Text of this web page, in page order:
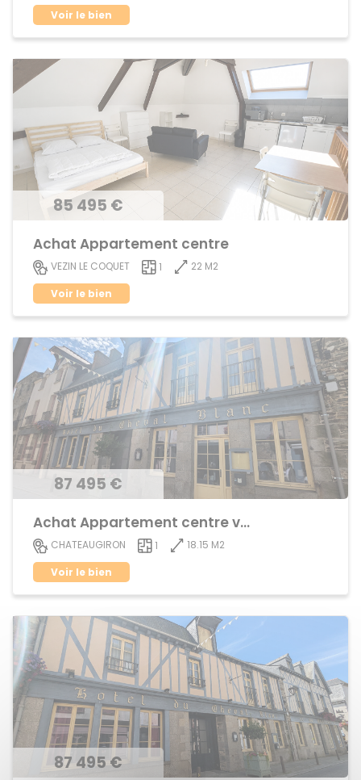
Voir le bien
85 495 €
Achat Appartement centre
VEZIN LE COQUET 1
22 M2
Voir le bien
87 495 €
Achat Appartement centre ville
CHATEAUGIRON 1
18.15 M2
Voir le bien
87 495 €